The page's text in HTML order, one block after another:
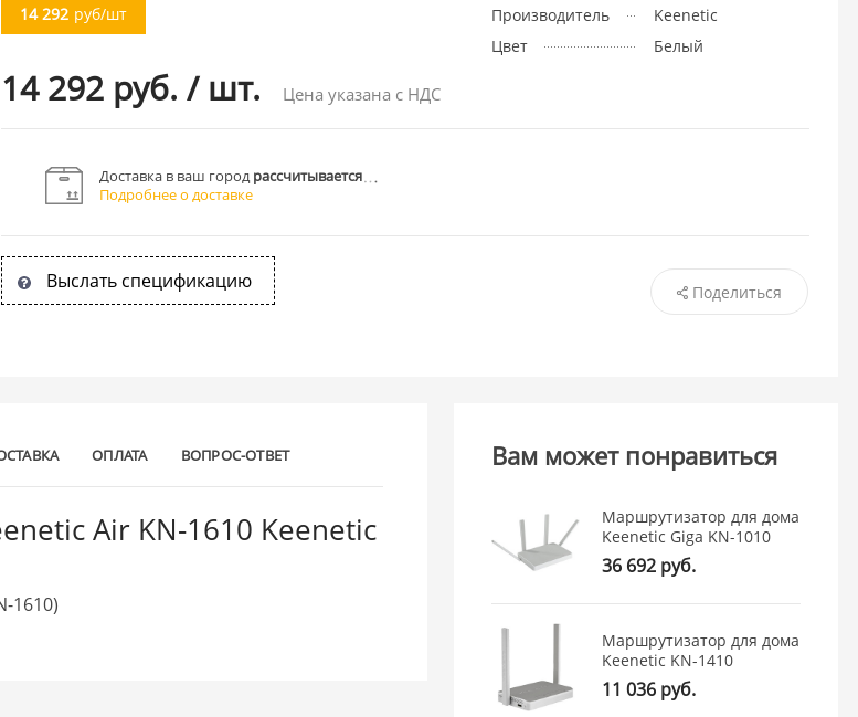
14 292 руб/шт
14 292 руб. / шт. Цена указана с НДС
Производитель
Keenetic
Цвет
Белый
Доставка в ваш городрассчитывается
Подробнее о доставке
Выслать спецификацию Поделиться
ОПЛАТА ВОПРОС-ОТВЕТ
Air KN-1610 Keenetic
1610)
Вам может понравиться
Маршрутизатор для дома
Keenetic Giga KN-1010
36 692 руб.
Маршрутизатор для дома
Keenetic KN-1410
11 036 руб.